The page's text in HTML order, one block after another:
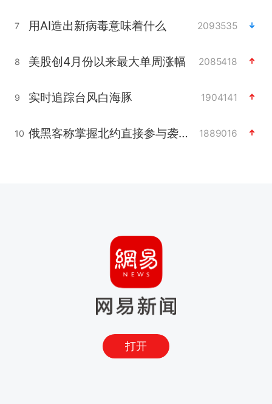
7 用AI造出新病毒意味着什么 2093535
8 美股创4月份以来最大单周涨幅 2085418
9 实时追踪台风白海豚 1904141
10 俄黑客称掌握北约直接参与袭俄证据 1889016
打开